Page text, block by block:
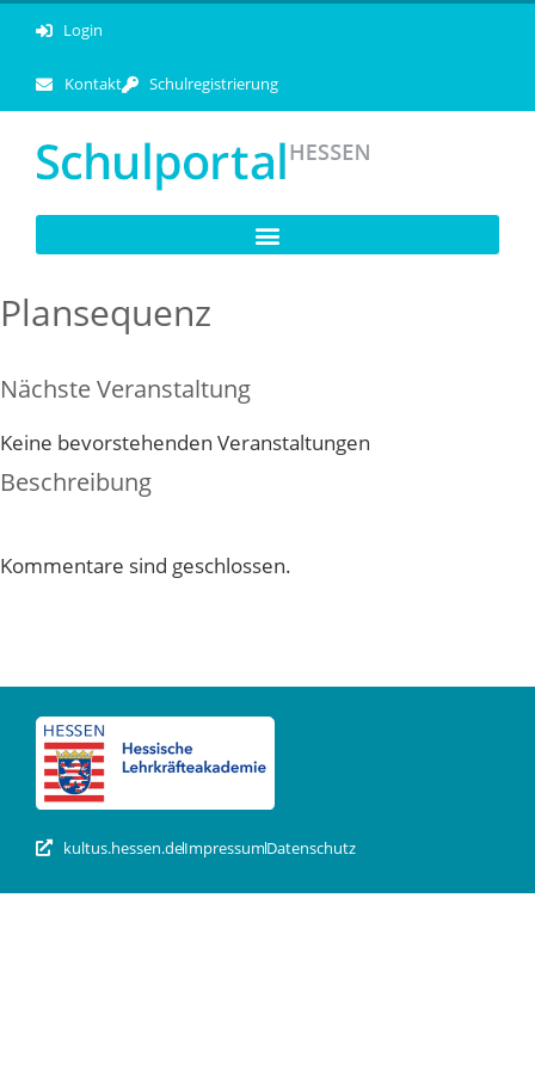
Login
Kontakt Schulregistrierung
Plansequenz
Nächste Veranstaltung
Keine bevorstehenden Veranstaltungen
Beschreibung
Kommentare sind geschlossen.
kultus.hessen.deImpressumDatenschutz